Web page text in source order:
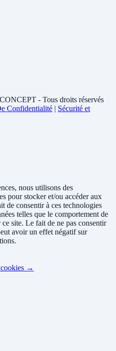
- Tous droits réservés
Confidentialité | Sécurité et
nous utilisons des
pour stocker et/ou accéder aux
de consentir à ces technologies
telles que le comportement de
site. Le fait de ne pas consentir
avoir un effet négatif sur
cookies →